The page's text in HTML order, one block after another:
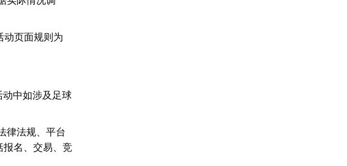
动页面规则为
动中如涉及足球
律法规、平台
报名、交易、竞